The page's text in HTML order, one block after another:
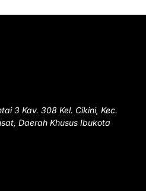
3 Kav. 308 Kel. Cikini, Kec.
Daerah Khusus Ibukota